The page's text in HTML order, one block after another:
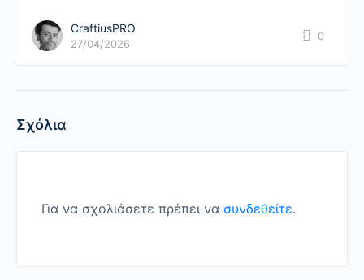
CraftiusPRO
27/04/2026
0
Σχόλια
Για να σχολιάσετε πρέπει να συνδεθείτε.